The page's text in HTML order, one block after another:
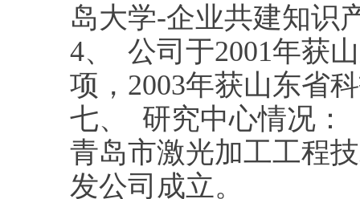
岛大学-企业共建知识
4、 公司于2001年获
项，2003年获山东省
七、 研究中心情况：
青岛市激光加工工程
发公司成立。